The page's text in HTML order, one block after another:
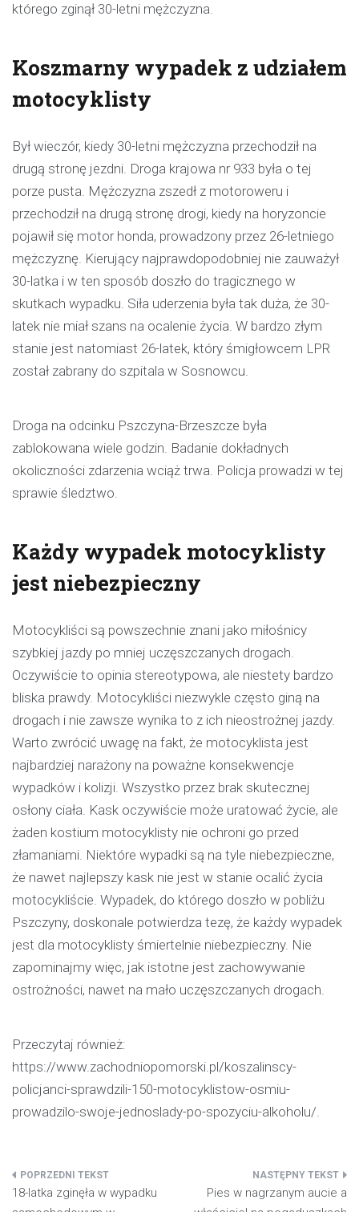
którego zginął 30-letni mężczyzna.
Koszmarny wypadek z udziałem
motocyklisty
Był wieczór, kiedy 30-letni mężczyzna przechodził na
drugą stronę jezdni. Droga krajowa nr 933 była o tej
porze pusta. Mężczyzna zszedł z motoroweru i
przechodził na drugą stronę drogi, kiedy na horyzoncie
pojawił się motor honda, prowadzony przez 26-letniego
mężczyznę. Kierujący najprawdopodobniej nie zauważył
30-latka i w ten sposób doszło do tragicznego w
skutkach wypadku. Siła uderzenia była tak duża, że 30-
latek nie miał szans na ocalenie życia. W bardzo złym
stanie jest natomiast 26-latek, który śmigłowcem LPR
został zabrany do szpitala w Sosnowcu.
Droga na odcinku Pszczyna-Brzeszcze była
zablokowana wiele godzin. Badanie dokładnych
okoliczności zdarzenia wciąż trwa. Policja prowadzi w tej
sprawie śledztwo.
Każdy wypadek motocyklisty
jest niebezpieczny
Motocykliści są powszechnie znani jako miłośnicy
szybkiej jazdy po mniej uczęszczanych drogach.
Oczywiście to opinia stereotypowa, ale niestety bardzo
bliska prawdy. Motocykliści niezwykle często giną na
drogach i nie zawsze wynika to z ich nieostrożnej jazdy.
Warto zwrócić uwagę na fakt, że motocyklista jest
najbardziej narażony na poważne konsekwencje
wypadków i kolizji. Wszystko przez brak skutecznej
osłony ciała. Kask oczywiście może uratować życie, ale
żaden kostium motocyklisty nie ochroni go przed
złamaniami. Niektóre wypadki są na tyle niebezpieczne,
że nawet najlepszy kask nie jest w stanie ocalić życia
motocykliście. Wypadek, do którego doszło w pobliżu
Pszczyny, doskonale potwierdza tezę, że każdy wypadek
jest dla motocyklisty śmiertelnie niebezpieczny. Nie
zapominajmy więc, jak istotne jest zachowywanie
ostrożności, nawet na mało uczęszczanych drogach.
Przeczytaj również:
https://www.zachodniopomorski.pl/koszalinscy-
policjanci-sprawdzili-150-motocyklistow-osmiu-
prowadzilo-swoje-jednoslady-po-spozyciu-alkoholu/.
Nawigacja
18-latka zginęła w wypadku
Pies w nagrzanym aucie a